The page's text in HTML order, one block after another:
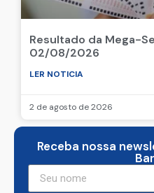
Resultado da Mega-
02/08/2026
LER NOTICIA
2 de agosto de 2026
Receba nossa